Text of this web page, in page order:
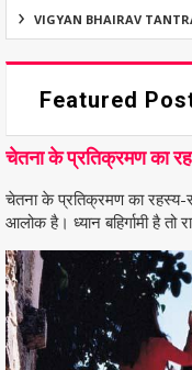
VIGYAN BHAIRAV
Featured
चेतना के प्रतिक्रमण का
चेतना के प्रतिक्रमण का रहस्य-
आलोक है। ध्यान बहिर्गामी है तो